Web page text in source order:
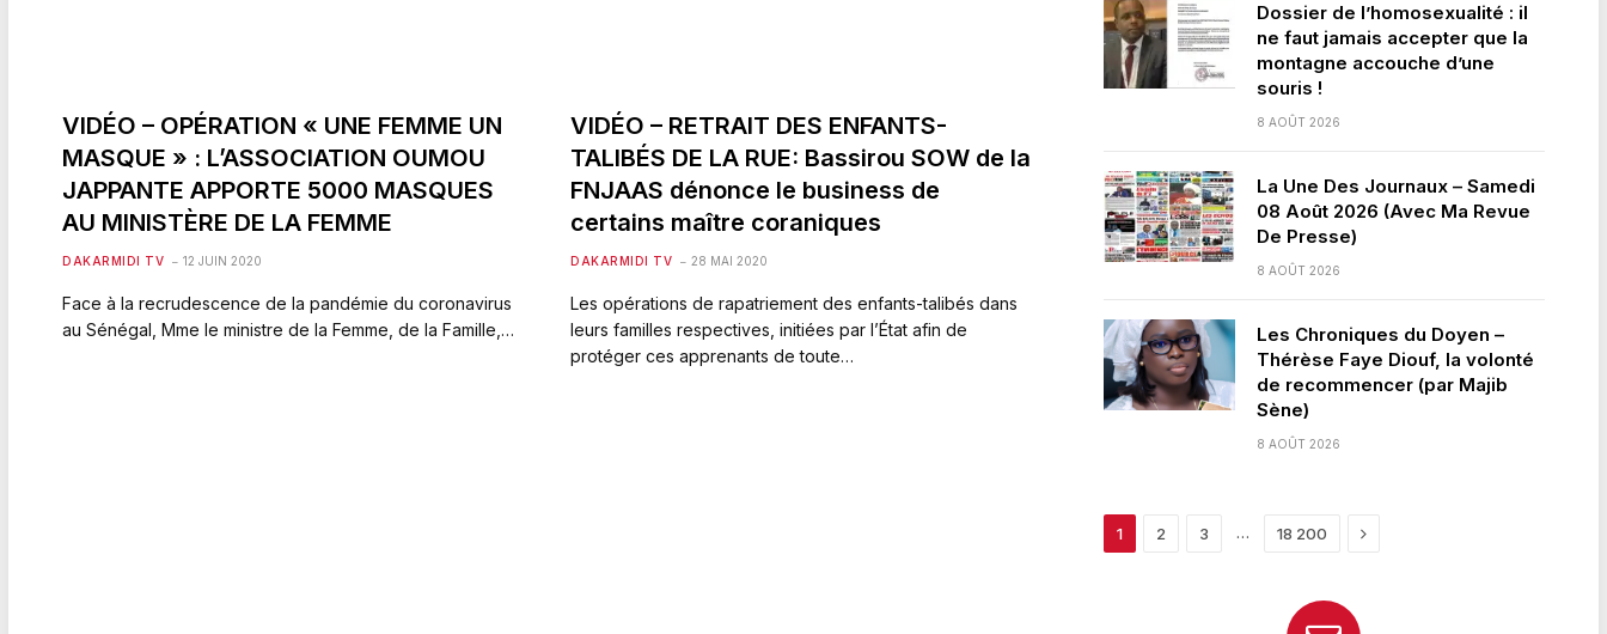
VIDÉO – OPÉRATION « UNE FEMME UN
MASQUE » : L’ASSOCIATION OUMOU
JAPPANTE APPORTE 5000 MASQUES
AU MINISTÈRE DE LA FEMME
DAKARMIDI TV 12 JUIN 2020
Face à la recrudescence de la pandémie du coronavirus
au Sénégal, Mme le ministre de la Femme, de la Famille,…
VIDÉO – RETRAIT DES ENFANTS-
TALIBÉS DE LA RUE: Bassirou SOW de la
FNJAAS dénonce le business de
certains maître coraniques
DAKARMIDI TV 28 MAI 2020
Les opérations de rapatriement des enfants-talibés dans
leurs familles respectives, initiées par l’État afin de
protéger ces apprenants de toute…
Dossier de l’homosexualité : il
ne faut jamais accepter que la
montagne accouche d’une
souris !
8 AOÛT 2026
La Une Des Journaux – Samedi
08 Août 2026 (Avec Ma Revue
De Presse)
8 AOÛT 2026
Les Chroniques du Doyen –
Thérèse Faye Diouf, la volonté
de recommencer (par Majib
Sène)
8 AOÛT 2026
1 2 3 … 18 200 Next